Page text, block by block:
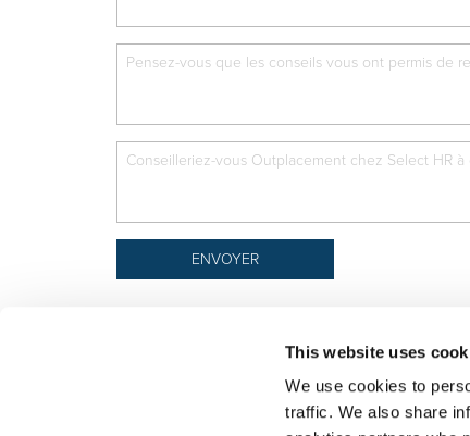
This website uses
We use cookies to
traffic. We also share
Select rapproche les talents et l’employeur. Outre